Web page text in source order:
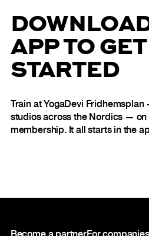
APP TO GET
STARTED
Train at YogaDevi
studios across the Nordics — on
membership. It all starts in the